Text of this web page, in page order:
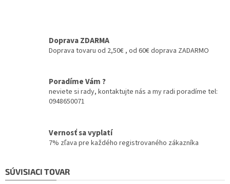
Doprava ZDARMA
Doprava tovaru od 2,50€ , od 60€ doprava ZADARMO
Poradíme Vám ?
neviete si rady, kontaktujte nás a my radi poradíme tel:
0948650071
Vernosť sa vyplatí
7% zľava pre každého registrovaného zákazníka
SÚVISIACI TOVAR